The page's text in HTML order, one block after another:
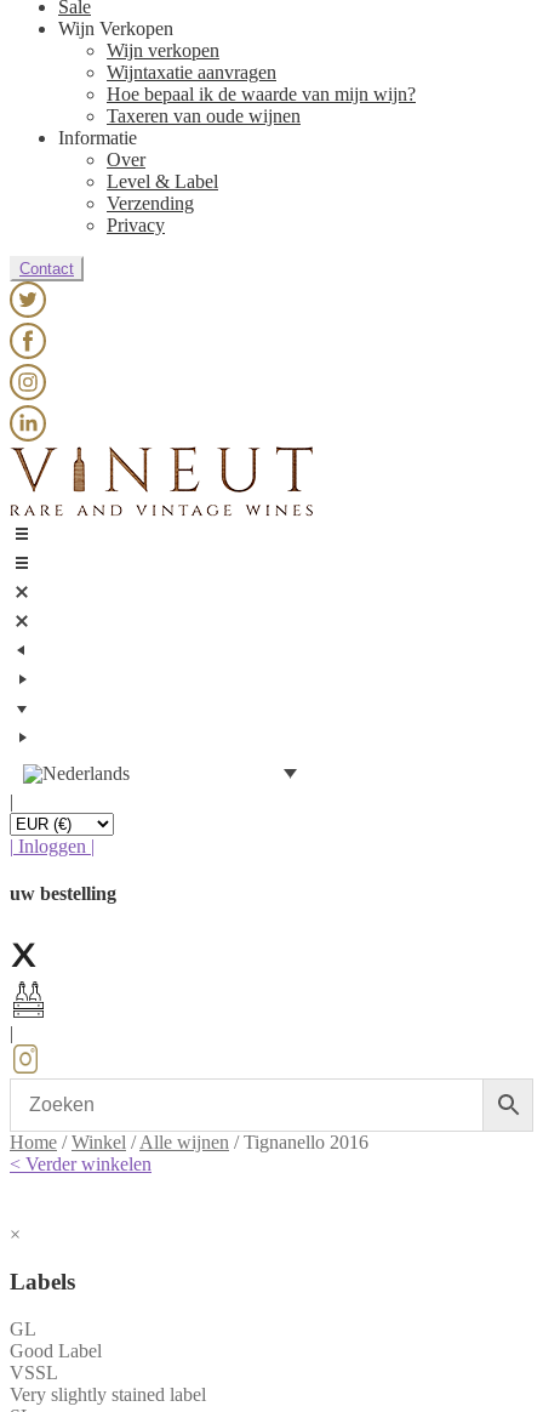
Sale
Wijn Verkopen
Wijn verkopen
Wijntaxatie aanvragen
Hoe bepaal ik de waarde van mijn wijn?
Taxeren van oude wijnen
Informatie
Over
Level & Label
Verzending
Privacy
Contact
|
| Inloggen |
uw bestelling
|
Home /Winkel /Alle wijnen /Tignanello 2016
< Verder winkelen
×
Labels
GL
Good Label
VSSL
Very slightly stained label